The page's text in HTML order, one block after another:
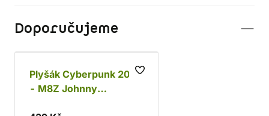
Doporučujeme
Plyšák Cyberpunk 2077
- M8Z Johnny